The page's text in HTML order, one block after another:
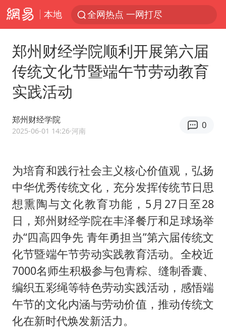
本地 全网热点 一网打尽
郑州财经学院顺利开展第六届
传统文化节暨端午节劳动教育
实践活动
郑州财经学院
2025-06-01 14:26·河南
0
为培育和践行社会主义核心价值观，弘扬
中华优秀传统文化，充分发挥传统节日思
想熏陶与文化教育功能，5月27日至28
日，郑州财经学院在丰泽餐厅和足球场举
办“四高四争先 青年勇担当”第六届传统文
化节暨端午节劳动实践教育活动。全校近
7000名师生积极参与包青粽、缝制香囊、
编织五彩绳等特色劳动实践活动，感悟端
午节的文化内涵与劳动价值，推动传统文
化在新时代焕发新活力。